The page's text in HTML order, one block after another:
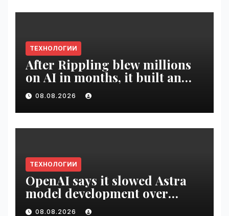
ТЕХНОЛОГИИ
After Rippling blew millions
on AI in months, it built an
employee ROI tool |
VseTime.ru
08.08.2026
ТЕХНОЛОГИИ
OpenAI says it slowed Astra
model development over
security concerns | VseTime.ru
08.08.2026